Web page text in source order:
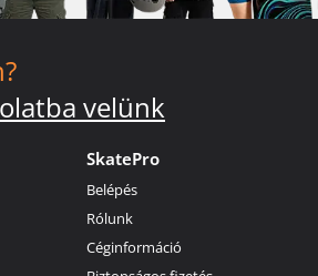
velünk
SkatePro
Belépés
Rólunk
Céginformáció